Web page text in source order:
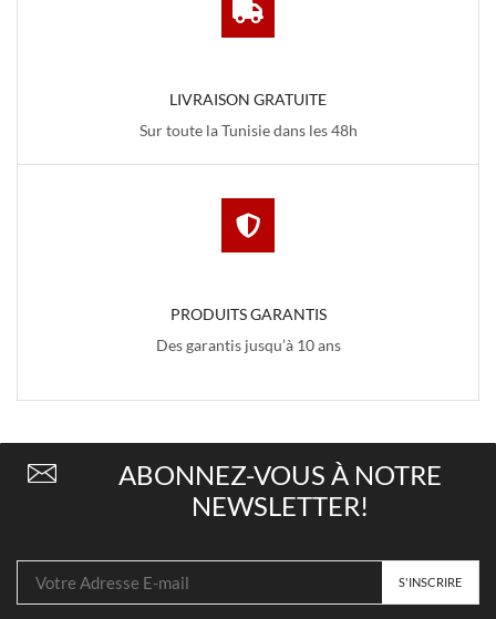
LIVRAISON GRATUITE
Sur toute la Tunisie dans les 48h
PRODUITS GARANTIS
Des garantis jusqu’à 10 ans
ABONNEZ-VOUS À NOTRE
NEWSLETTER!